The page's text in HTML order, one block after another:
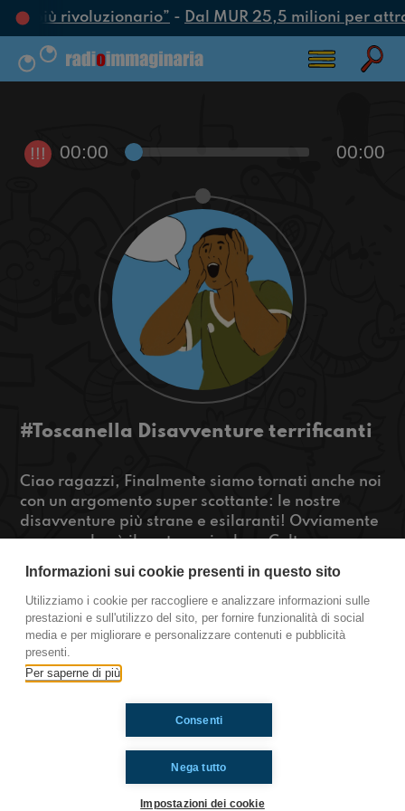
più rivoluzionario”- Dal MUR 25,5 milioni per
!!! 00:00 00:00
#Toscanella Disavventure terrificanti
Ciao ragazzi, Finalmente siamo tornati anche noi
con un argomento super scottante: le nostre
disavventure più strane e esilaranti! Ovviamente
non mancherà il nostro quiz show Cultura
musica. Stay tuned!
https://www.radioimmaginaria.it
Toscanella
Ti è piaciuto? Condividilo!
Informazioni sui cookie presenti in questo sito
Utilizziamo i cookie per raccogliere e analizzare informazioni sulle
prestazioni e sull'utilizzo del sito, per fornire funzionalità di social
media e per migliorare e personalizzare contenuti e pubblicità
presenti.
Per saperne di più
Nega tutto
Consenti
Impostazioni dei cookie